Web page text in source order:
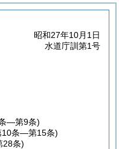
昭和27年10月1日
水道庁訓第1号
―第9条)
10条―第15条)
条)